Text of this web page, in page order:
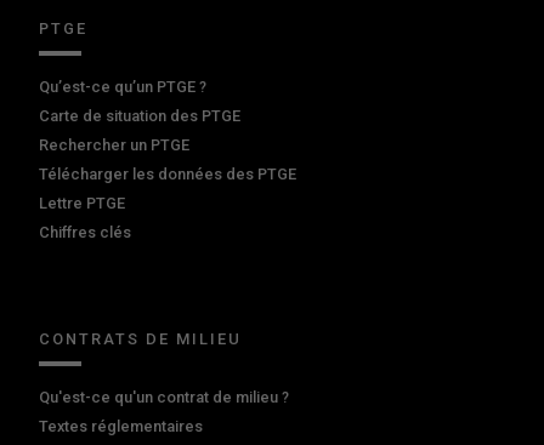
PTGE
Qu’est-ce qu’un PTGE ?
Carte de situation des PTGE
Rechercher un PTGE
Télécharger les données des PTGE
Lettre PTGE
Chiffres clés
CONTRATS DE MILIEU
Qu'est-ce qu'un contrat de milieu ?
Textes réglementaires